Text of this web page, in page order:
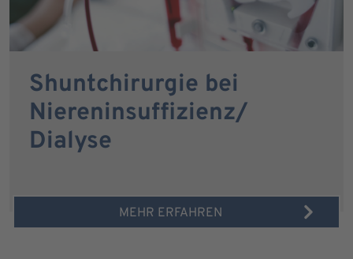
Shuntchirurgie bei
Niereninsuffizienz/
Dialyse
MEHR ERFAHREN